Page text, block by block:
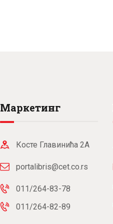
Маркетинг
Косте Главинића 2А
portalibris@cet.co.rs
011/264-83-78
011/264-82-89